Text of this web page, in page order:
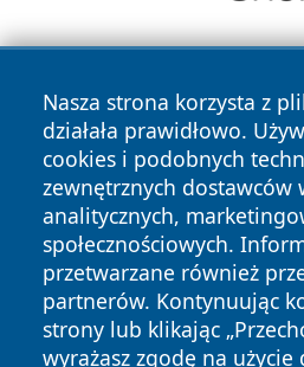
Nasza strona korzysta z
działała prawidłowo.
cookies i podobnych
zewnętrznych dostawców
analitycznych,
społecznościowych.
przetwarzane również
partnerów. Kontynuując
strony lub klikając
wyrażasz zgodę na
Copyright © 2026
zastrzeżone.
News Autorzy
Polityka
Prywatności